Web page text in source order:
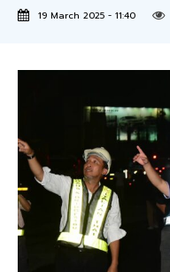
19 March 2025 - 11:40